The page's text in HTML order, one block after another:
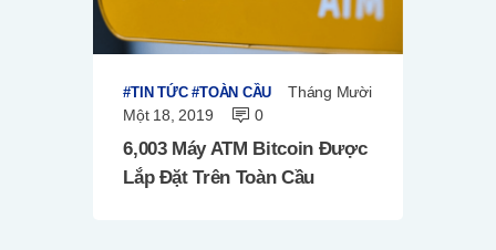
TIN TỨC TOÀN CẦU
Tháng Mười
Một 18, 2019
0
6,003 Máy ATM Bitcoin Được
Lắp Đặt Trên Toàn Cầu